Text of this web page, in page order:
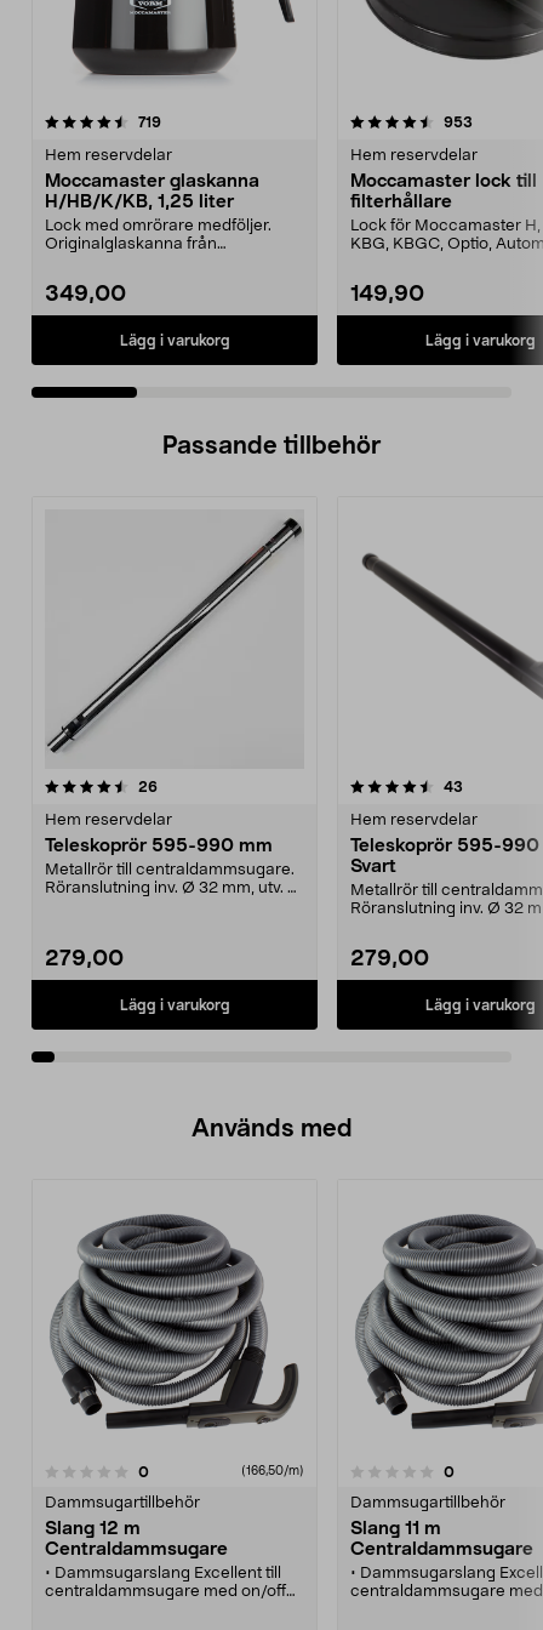
719recensioner
Hem reservdelar
Moccamaster glaskanna
H/HB/K/KB, 1,25 liter
Lock med omrörare medföljer.
Originalglaskanna från
349,00
Lägg i varukorg
4.5 av 5 stjärnor 953
Hem reservdelar
Moccamaster lock till
filterhållare
Lock för Moccamaster H,
KBG, KBGC, Optio,
149,90
Lägg i varukorg
4.5 av 5 stjärnor
Passande tillbehör
26recensioner
Hem reservdelar
Teleskoprör 595-990 mm
Metallrör till centraldammsugare.
Röranslutning inv. Ø 32 mm, utv. Ø
279,00
Lägg i varukorg
4.5av 5 stjärnor 43
Hem reservdelar
Teleskoprör 595-990
Svart
Metallrör till
Röranslutning inv. Ø 32
279,00
Lägg i varukorg
4.0av 5 stjärnor
Används med
0recensioner (166,50/m)
Dammsugartillbehör
Slang 12 m
Centraldammsugare
• Dammsugarslang Excellent till
centraldammsugare med on/off
0.0 av 5 stjärnor 0recensioner
Dammsugartillbehör
Slang 11 m
Centraldammsugare
• Dammsugarslang
centraldammsugare
0.0 av 5 stjärnor